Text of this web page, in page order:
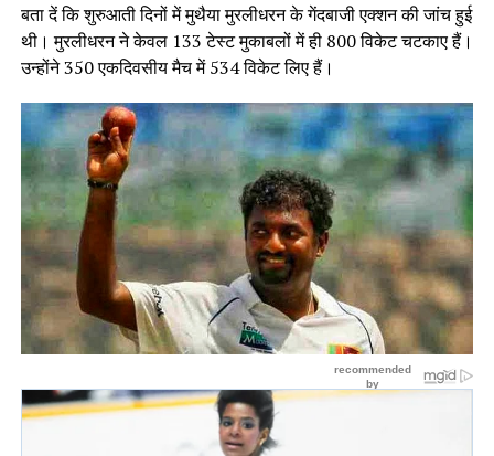
बता दें कि शुरुआती दिनों में मुथैया मुरलीधरन के गेंदबाजी एक्शन की जांच हुई
थी। मुरलीधरन ने केवल 133 टेस्ट मुकाबलों में ही 800 विकेट चटकाए हैं।
उन्होंने 350 एकदिवसीय मैच में 534 विकेट लिए हैं।